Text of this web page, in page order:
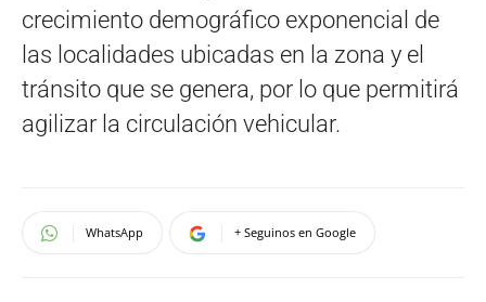
crecimiento demográfico exponencial de
las localidades ubicadas en la zona y el
tránsito que se genera, por lo que permitirá
agilizar la circulación vehicular.
WhatsApp + Seguinos en Google